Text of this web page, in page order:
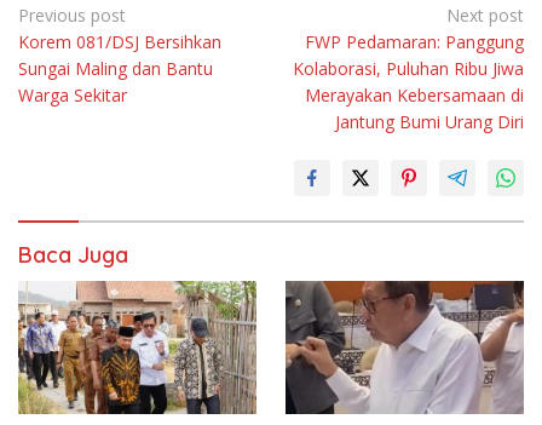
Navigasi
pos
Previous post
Korem 081/DSJ Bersihkan
Sungai Maling dan Bantu
Warga Sekitar
Next post
FWP Pedamaran: Panggung
Kolaborasi, Puluhan Ribu Jiwa
Merayakan Kebersamaan di
Jantung Bumi Urang Diri
Baca Juga